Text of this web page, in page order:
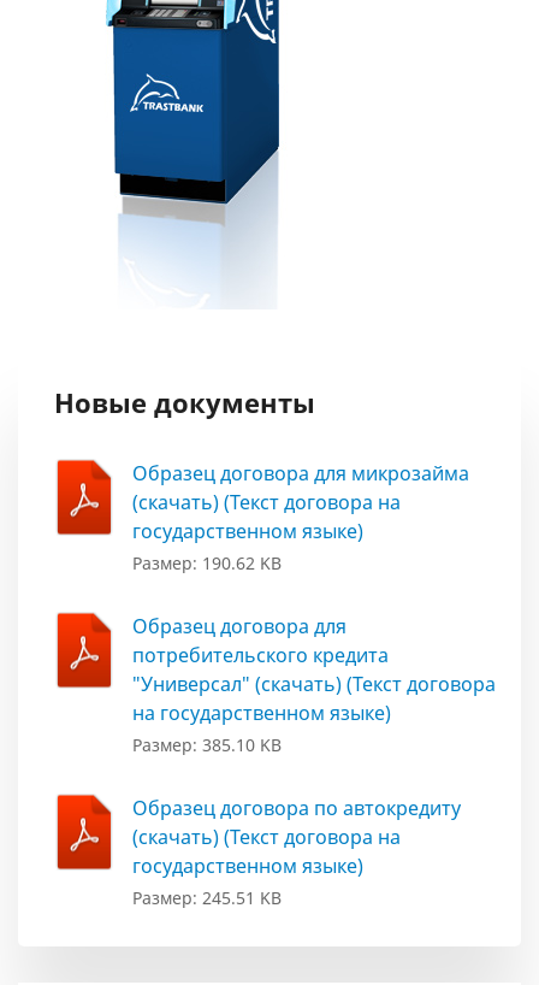
Новые документы
Образец договора для микрозайма
(скачать) (Текст договора на
государственном языке)
Размер: 190.62 KB
Образец договора для
потребительского кредита
"Универсал" (скачать) (Текст договора
на государственном языке)
Размер: 385.10 KB
Образец договора по автокредиту
(скачать) (Текст договора на
государственном языке)
Размер: 245.51 KB